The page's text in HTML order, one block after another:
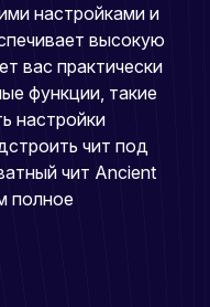
настройками и
высокую
вас практически
функции, такие
настройки
чит под
чит Ancient
полное